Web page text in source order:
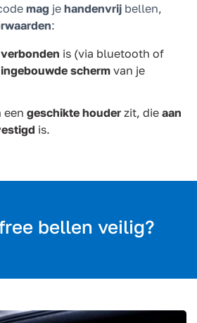
mag je handenvrij bellen,
:
verbonden is (via bluetooth of
ingebouwde scherm van je
een geschikte houder zit, die aan
is.
bellen veilig?